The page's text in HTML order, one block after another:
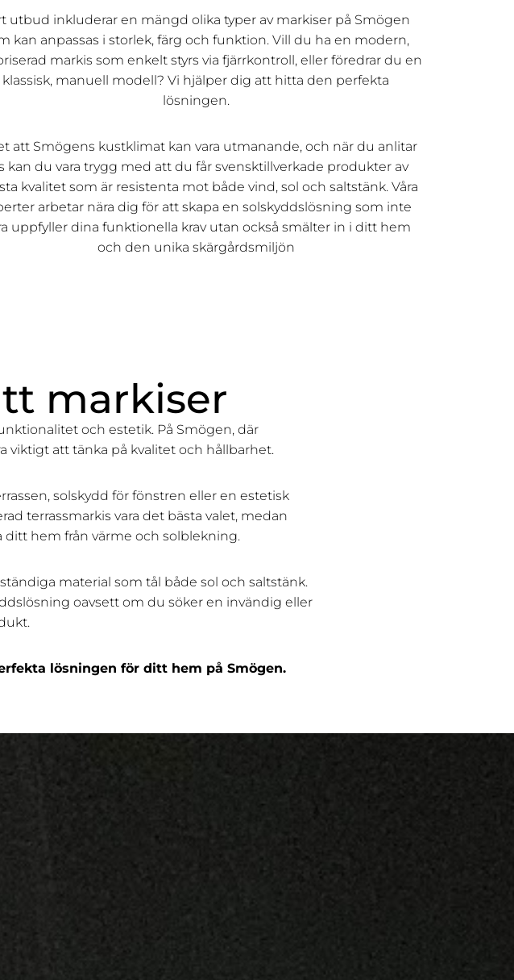
utbud inkluderar en mängd olika typer av markiser på Smögen
kan anpassas i storlek, färg och funktion. Vill du ha en modern,
markis som enkelt styrs via fjärrkontroll, eller föredrar du en
klassisk, manuell modell? Vi hjälper dig att hitta den perfekta
lösningen.
att Smögens kustklimat kan vara utmanande, och när du anlitar
kan du vara trygg med att du får svensktillverkade produkter av
kvalitet som är resistenta mot både vind, sol och saltstänk. Våra
arbetar nära dig för att skapa en solskyddslösning som inte
uppfyller dina funktionella krav utan också smälter in i ditt hem
och den unika skärgårdsmiljön
markiser
och estetik. På Smögen, där
viktigt att tänka på kvalitet och hållbarhet.
solskydd för fönstren eller en estetisk
terrassmarkis vara det bästa valet, medan
hem från värme och solblekning.
material som tål både sol och saltstänk.
oavsett om du söker en invändig eller
lösningen för ditt hem på Smögen.